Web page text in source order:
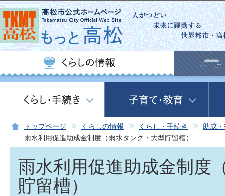
この
トップページ くらしの情報 くらし・手続き
助成
雨水利用促進助成金制度（雨水タンク・大型貯留槽）
雨水利用促進助成金制度
貯留槽）